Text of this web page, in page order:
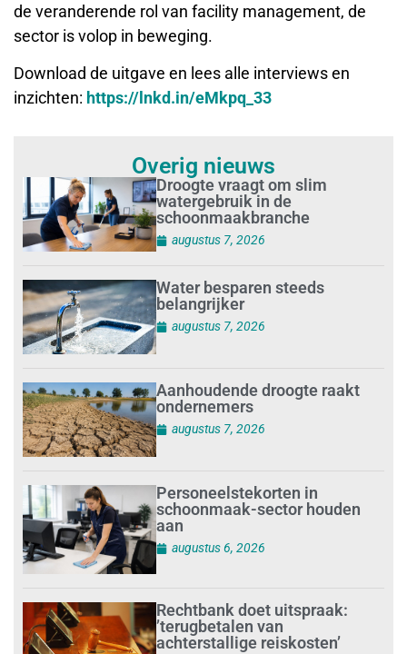
de veranderende rol van facility management, de
sector is volop in beweging.
Download de uitgave en lees alle interviews en
inzichten: https://lnkd.in/eMkpq_33
Overig nieuws
Droogte vraagt om slim
watergebruik in de
schoonmaakbranche
augustus 7, 2026
Water besparen steeds
belangrijker
augustus 7, 2026
Aanhoudende droogte raakt
ondernemers
augustus 7, 2026
Personeelstekorten in
schoonmaak-sector houden
aan
augustus 6, 2026
Rechtbank doet uitspraak:
’terugbetalen van
achterstallige reiskosten’